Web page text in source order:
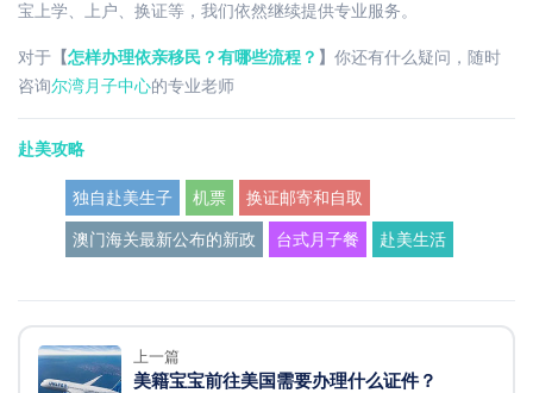
宝上学、上户、换证等，我们依然继续提供专业服务。
对于 【怎样办理依亲移民？有哪些流程？ 】 你还有什么疑问，随时
咨询尔湾月子中心的专业老师
赴美攻略
独自赴美生子 机票 换证邮寄和自取
澳门海关最新公布的新政 台式月子餐 赴美生活
上一篇
美籍宝宝前往美国需要办理什么证件？